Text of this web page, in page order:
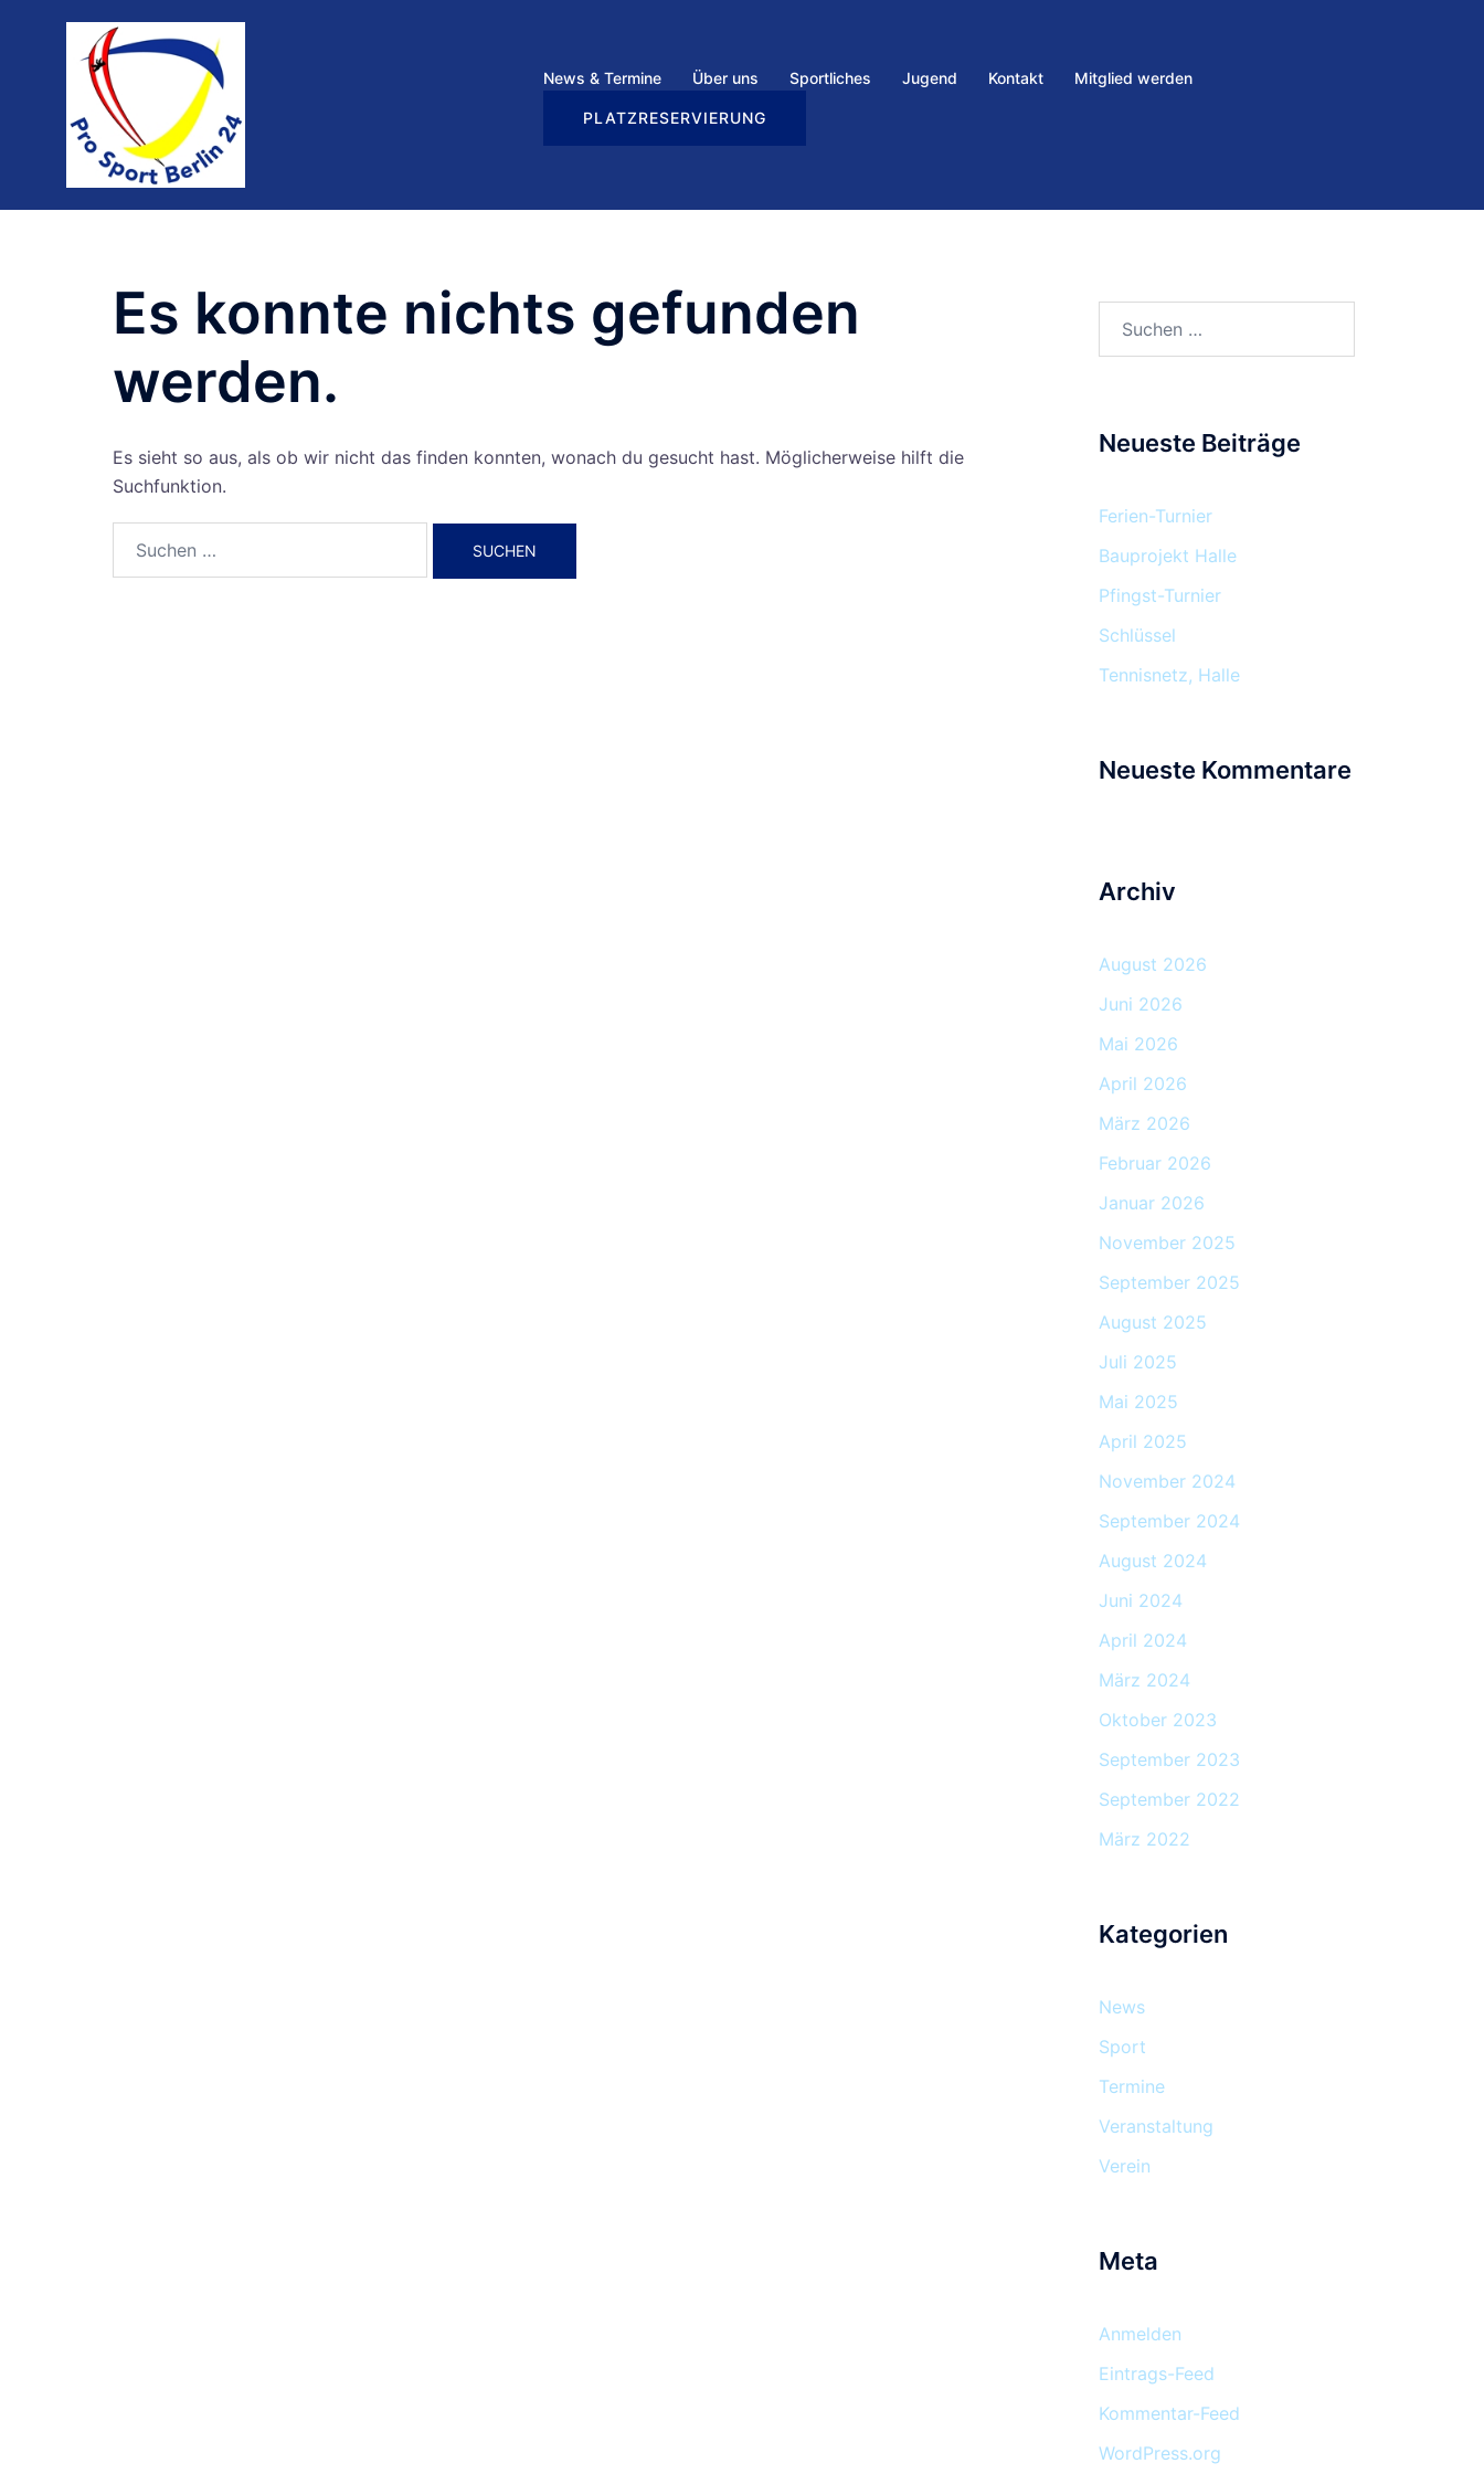
News & Termine Über uns Sportliches Jugend Kontakt Mitglied werden
PLATZRESERVIERUNG
Es konnte nichts gefunden
werden.
Es sieht so aus, als ob wir nicht das finden konnten, wonach du gesucht hast. Möglicherweise hilft die
Suchfunktion.
Neueste Beiträge
Ferien-Turnier
Bauprojekt Halle
Pfingst-Turnier
Schlüssel
Tennisnetz, Halle
Neueste Kommentare
Archiv
August 2026
Juni 2026
Mai 2026
April 2026
März 2026
Februar 2026
Januar 2026
November 2025
September 2025
August 2025
Juli 2025
Mai 2025
April 2025
November 2024
September 2024
August 2024
Juni 2024
April 2024
März 2024
Oktober 2023
September 2023
September 2022
März 2022
Kategorien
News
Sport
Termine
Veranstaltung
Verein
Meta
Anmelden
Eintrags-Feed
Kommentar-Feed
WordPress.org